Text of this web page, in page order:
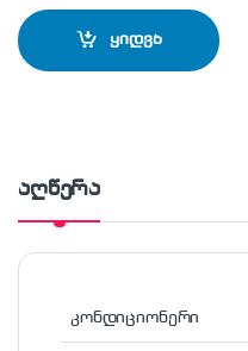
ყიდვა
აღწერა
კონდიციონერი